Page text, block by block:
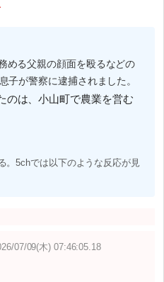
める父親の顔面を殴るなどの
子が警察に逮捕されました。
のは、小山町で農業を営む
。5chでは以下のような反応が見
07/09(木) 07:46:05.18